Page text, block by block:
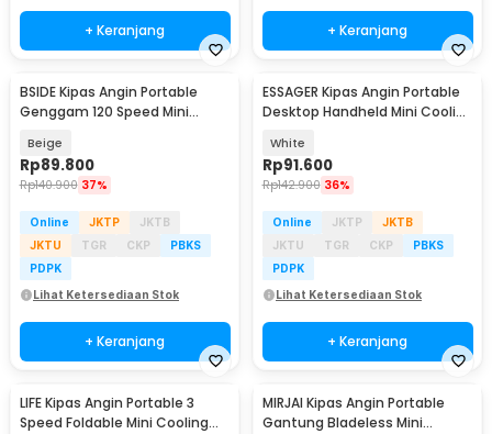
+ Keranjang + Keranjang
BSIDE Kipas Angin Portable
Genggam 120 Speed Mini
Beige
Rp89.800
Rp140.900 37%
Online JKTP
JKTB
JKTU
TGR CKP
PBKS
PDPK
Lihat Ketersediaan Stok
+ Keranjang
ESSAGER Kipas Angin Portable
Desktop Handheld Mini Cooling
White
Rp91.600
Rp142.900 36%
Online JKTP
JKTB
JKTU
TGR CKP
PBKS
PDPK
Lihat Ketersediaan Stok
+ Keranjang
LIFE Kipas Angin Portable 3
Speed Foldable Mini Cooling
MIRJAI Kipas Angin Portable
Gantung Bladeless Mini